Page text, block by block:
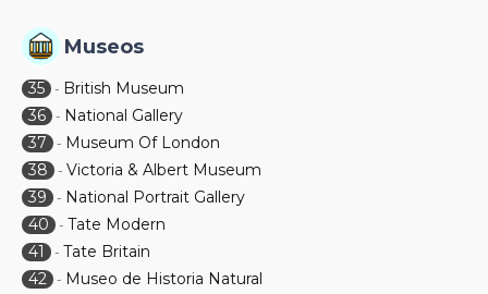
Museos
35 - British Museum
36 - National Gallery
37
- Museum Of London
38
- Victoria & Albert Museum
39
- National Portrait Gallery
40
- Tate Modern
41
- Tate Britain
42 - Museo de Historia Natural